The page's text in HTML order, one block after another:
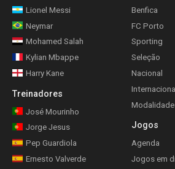
Lionel Messi
Neymar
Mohamed Salah
Kylian Mbappe
Harry Kane
Treinadores
José Mourinho
Jorge Jesus
Pep Guardiola
Ernesto Valverde
Benfica
FC Porto
Sporting
Seleção
Nacional
Internacional
Jogos
Agenda
Jogos em